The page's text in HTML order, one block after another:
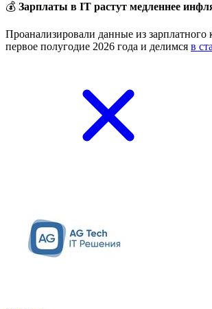
💰 Зарплаты в IT растут медленнее
Проанализировали данные из зарплатного
первое полугодие 2026 года и делимся в